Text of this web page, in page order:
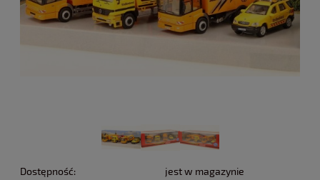
Dostępność:
jest w magazynie